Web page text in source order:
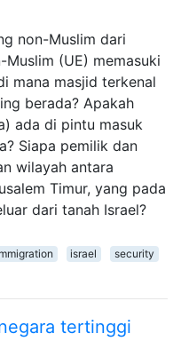
non-Muslim dari
(UE) memasuki
mana masjid terkenal
berada? Apakah
ada di pintu masuk
Siapa pemilik dan
wilayah antara
Timur, yang pada
dari tanah Israel?
israel
security
tertinggi